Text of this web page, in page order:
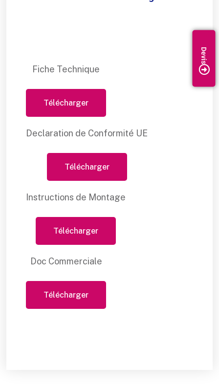
Fiche Technique
Télécharger
Declaration de Conformité UE
Télécharger
Instructions de Montage
Télécharger
Doc Commerciale
Télécharger